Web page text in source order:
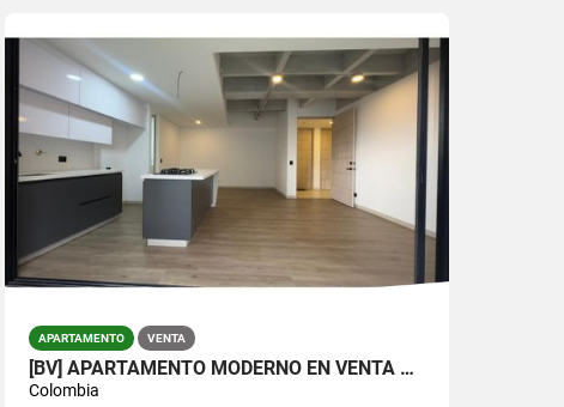
APARTAMENTO VENTA
[BV] APARTAMENTO MODERNO EN VENTA EN ENVIGADO, LOMA DE LOS MESA
Colombia